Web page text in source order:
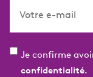
Je confirme
confidentialité.